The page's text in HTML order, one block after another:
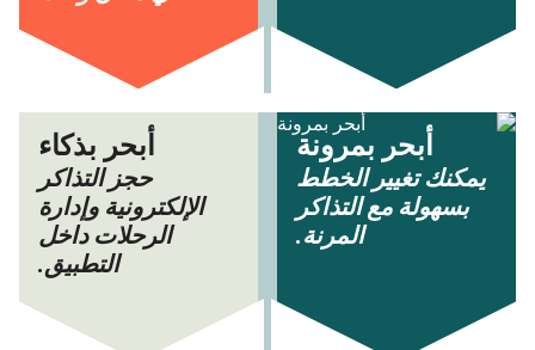
أبحر بمرونة
يمكنك تغيير الخطط
بسهولة مع التذاكر
المرنة.
أبحر بذكاء
حجز التذاكر
الإلكترونية وإدارة
الرحلات داخل
التطبيق.